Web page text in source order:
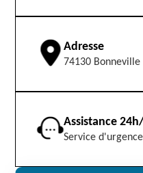
Adresse
74130 Bonneville
Assistance
Service d'urgence